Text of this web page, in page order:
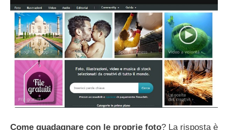
Come guadagnare con le proprie foto? La risposta è